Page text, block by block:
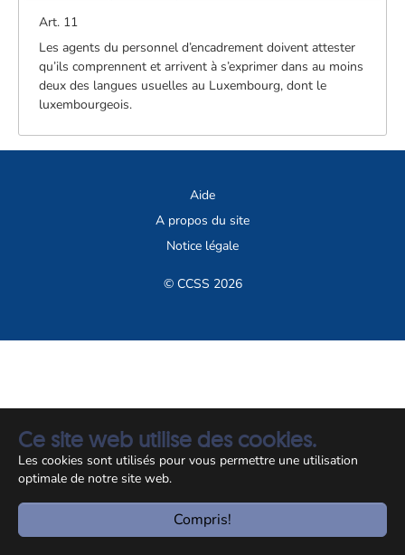
Ce site web utilise des cookies.
Les cookies sont utilisés pour vous permettre une utilisation
optimale de notre site web.
Compris!
Art. 11
Les agents du personnel d’encadrement doivent attester
qu’ils comprennent et arrivent à s’exprimer dans au moins
deux des langues usuelles au Luxembourg, dont le
luxembourgeois.
Aide
A propos du site
Notice légale
© CCSS 2026